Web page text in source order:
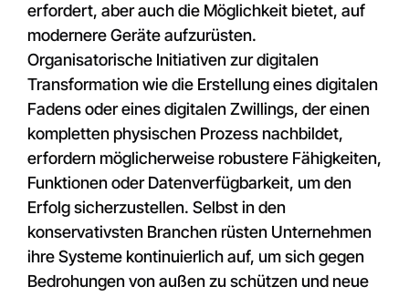
erfordert, aber auch die Möglichkeit bietet, auf
modernere Geräte aufzurüsten.
Organisatorische Initiativen zur digitalen
Transformation wie die Erstellung eines digitalen
Fadens oder eines digitalen Zwillings, der einen
kompletten physischen Prozess nachbildet,
erfordern möglicherweise robustere Fähigkeiten,
Funktionen oder Datenverfügbarkeit, um den
Erfolg sicherzustellen. Selbst in den
konservativsten Branchen rüsten Unternehmen
ihre Systeme kontinuierlich auf, um sich gegen
Bedrohungen von außen zu schützen und neue